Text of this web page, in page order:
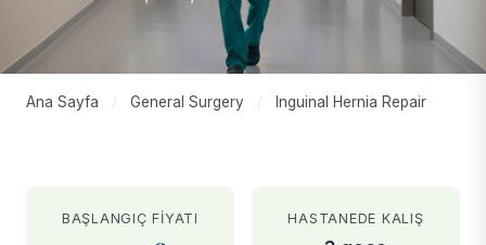
Ana Sayfa / General Surgery / Inguinal Hernia Repair
BAŞLANGIÇ FIYATI HASTANEDE KALIŞ